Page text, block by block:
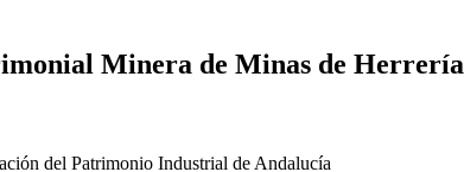
Minera de Minas de